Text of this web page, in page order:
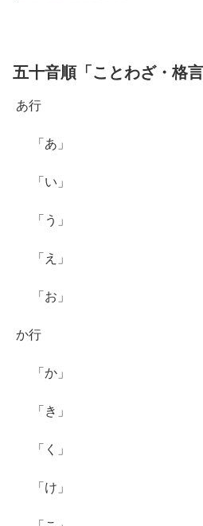
五十音順「ことわざ・格
あ行
「あ」
「い」
「う」
「え」
「お」
か行
「か」
「き」
「く」
「け」